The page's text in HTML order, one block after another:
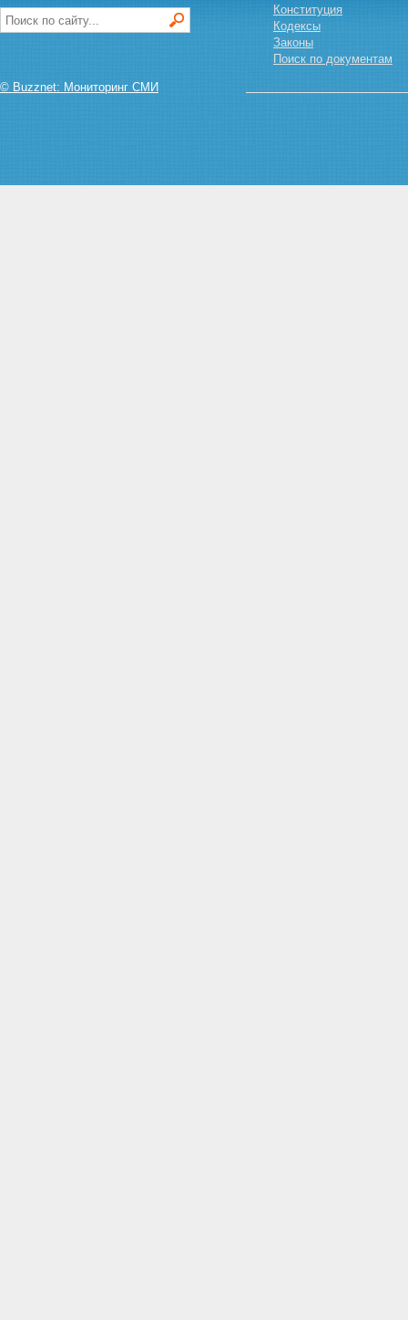
© Buzznet: Мониторинг СМИ
Конституция
Кодексы
Законы
Поиск по документам